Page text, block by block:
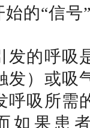
的“信号
发的呼吸
发）或吸
呼吸所需
如果患